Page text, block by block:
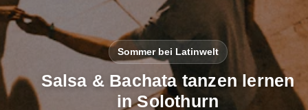
Sommer bei Latinwelt
Salsa & Bachata tanzen lernen
in Solothurn